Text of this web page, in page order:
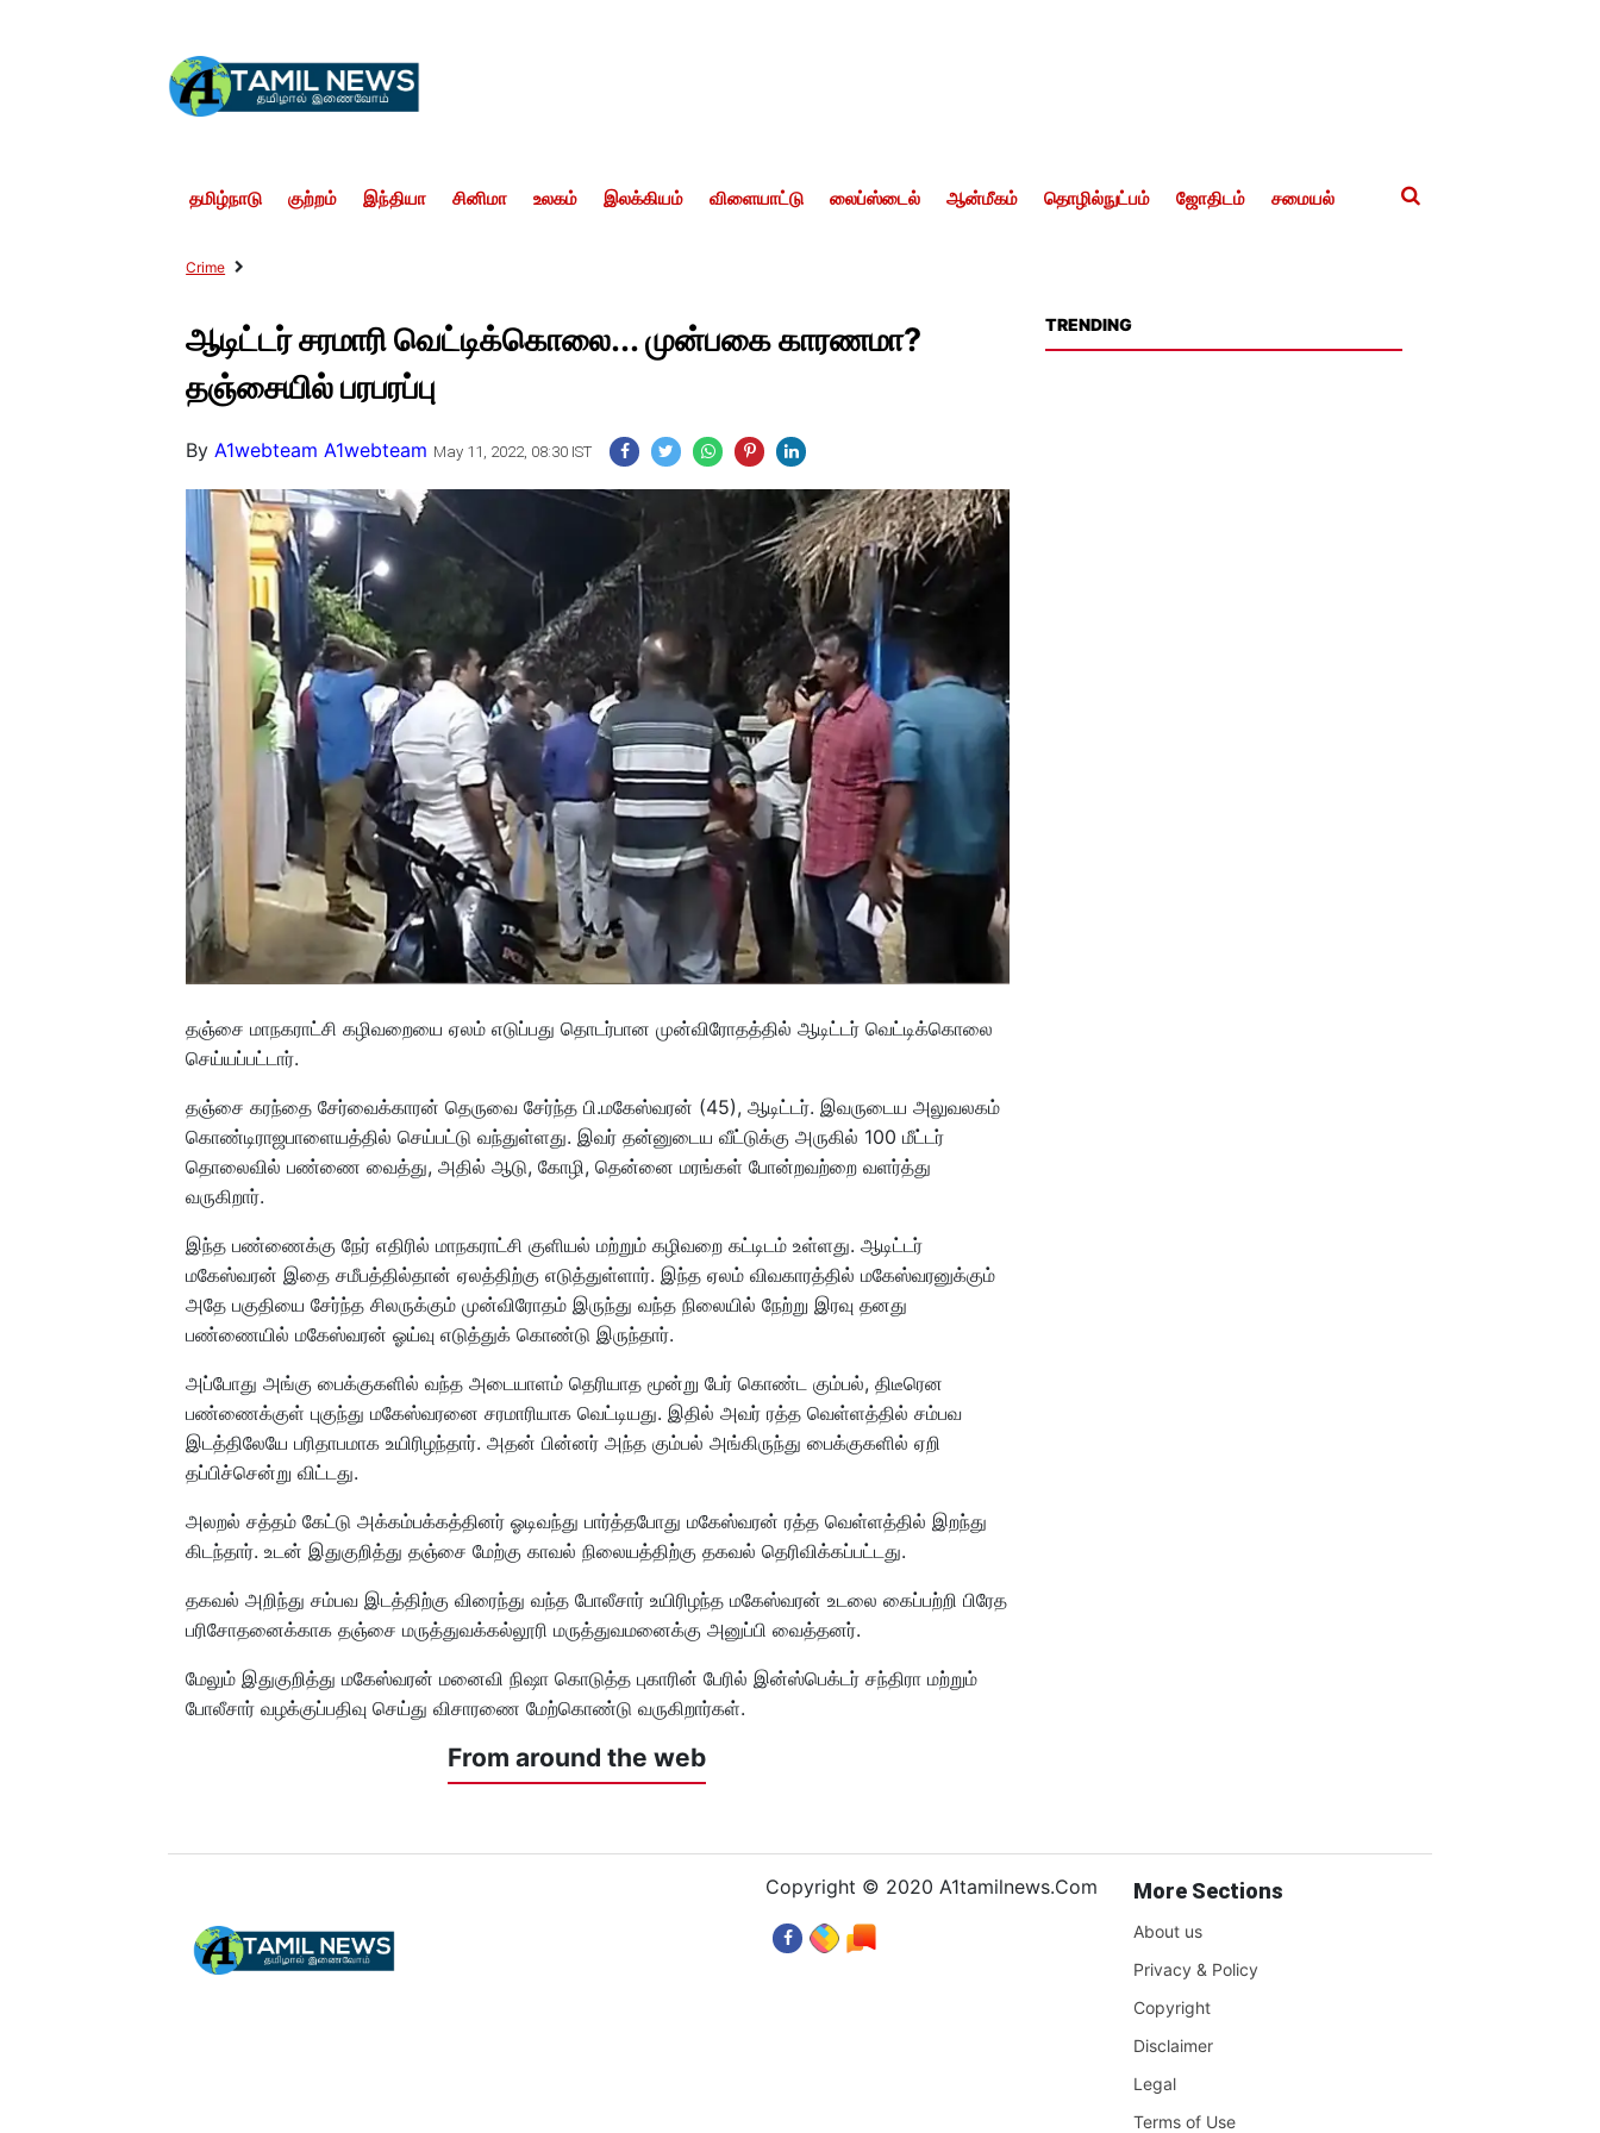
தமிழ்நாடு குற்றம் இந்தியா சினிமா உலகம் இலக்கியம் விளையாட்டு லைப்ஸ்டைல் ஆன்மீகம் தொழில்நுட்பம் ஜோதிடம் சமையல்
Crime
ஆடிட்டர் சரமாரி வெட்டிக்கொலை... முன்பகை காரணமா?
தஞ்சையில் பரபரப்பு
ByA1webteam A1webteam May 11, 2022, 08:30 IST
தஞ்சை மாநகராட்சி கழிவறையை ஏலம் எடுப்பது தொடர்பான முன்விரோதத்தில் ஆடிட்டர் வெட்டிக்கொலை
செய்யப்பட்டார்.
தஞ்சை கரந்தை சேர்வைக்காரன் தெருவை சேர்ந்த பி.மகேஸ்வரன் (45), ஆடிட்டர். இவருடைய அலுவலகம்
கொண்டிராஜபாளையத்தில் செய்பட்டு வந்துள்ளது. இவர் தன்னுடைய வீட்டுக்கு அருகில் 100 மீட்டர்
தொலைவில் பண்ணை வைத்து, அதில் ஆடு, கோழி, தென்னை மரங்கள் போன்றவற்றை வளர்த்து
வருகிறார்.
இந்த பண்ணைக்கு நேர் எதிரில் மாநகராட்சி குளியல் மற்றும் கழிவறை கட்டிடம் உள்ளது. ஆடிட்டர்
மகேஸ்வரன் இதை சமீபத்தில்தான் ஏலத்திற்கு எடுத்துள்ளார். இந்த ஏலம் விவகாரத்தில் மகேஸ்வரனுக்கும்
அதே பகுதியை சேர்ந்த சிலருக்கும் முன்விரோதம் இருந்து வந்த நிலையில் நேற்று இரவு தனது
பண்ணையில் மகேஸ்வரன் ஓய்வு எடுத்துக் கொண்டு இருந்தார்.
அப்போது அங்கு பைக்குகளில் வந்த அடையாளம் தெரியாத மூன்று பேர் கொண்ட கும்பல், திடீரென
பண்ணைக்குள் புகுந்து மகேஸ்வரனை சரமாரியாக வெட்டியது. இதில் அவர் ரத்த வெள்ளத்தில் சம்பவ
இடத்திலேயே பரிதாபமாக உயிரிழந்தார். அதன் பின்னர் அந்த கும்பல் அங்கிருந்து பைக்குகளில் ஏறி
தப்பிச்சென்று விட்டது.
அலறல் சத்தம் கேட்டு அக்கம்பக்கத்தினர் ஓடிவந்து பார்த்தபோது மகேஸ்வரன் ரத்த வெள்ளத்தில் இறந்து
கிடந்தார். உடன் இதுகுறித்து தஞ்சை மேற்கு காவல் நிலையத்திற்கு தகவல் தெரிவிக்கப்பட்டது.
தகவல் அறிந்து சம்பவ இடத்திற்கு விரைந்து வந்த போலீசார் உயிரிழந்த மகேஸ்வரன் உடலை கைப்பற்றி பிரேத
பரிசோதனைக்காக தஞ்சை மருத்துவக்கல்லூரி மருத்துவமனைக்கு அனுப்பி வைத்தனர்.
மேலும் இதுகுறித்து மகேஸ்வரன் மனைவி நிஷா கொடுத்த புகாரின் பேரில் இன்ஸ்பெக்டர் சந்திரா மற்றும்
போலீசார் வழக்குப்பதிவு செய்து விசாரணை மேற்கொண்டு வருகிறார்கள்.
From around the web
TRENDING
Copyright © 2020 A1tamilnews.Com More Sections
About us
Privacy & Policy
Copyright
Disclaimer
Legal
Terms of Use